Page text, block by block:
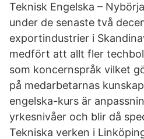
Teknisk Engelska –
under de senaste två
exportindustrier i
medfört att allt fler
som koncernspråk vilket
på medarbetarnas
engelska-kurs är
yrkesnivåer och blir då
Tekniska verken i